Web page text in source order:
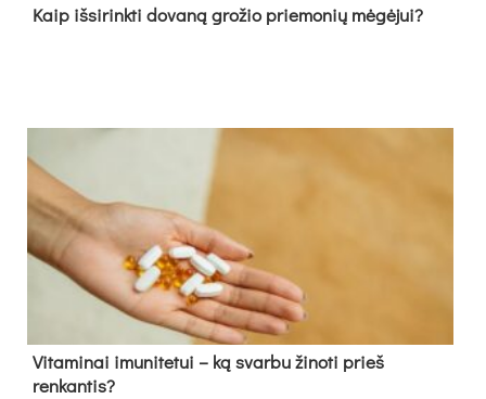
Kaip išsirinkti dovaną grožio priemonių mėgėjui?
Vitaminai imunitetui – ką svarbu žinoti prieš
renkantis?